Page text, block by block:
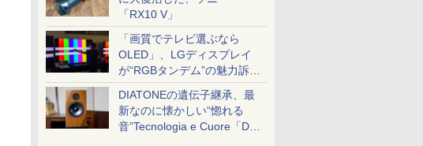
「RX10 V」
「画質でテレビ選ぶなら
OLED」、LGディスプレイ
が“RGBタンデム”の魅力訴
求。液晶とのガチ比較も
DIATONEの遺伝子継承、最
新なのに懐かしい“惚れる
音”Tecnologia e Cuore「DS-